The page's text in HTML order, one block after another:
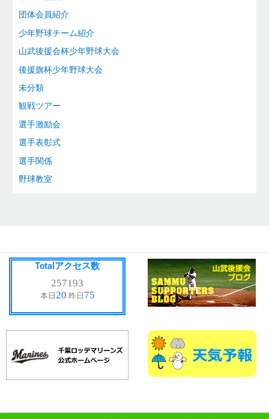
団体会員紹介
少年野球チーム紹介
山武後援会杯少年野球大会
後援旗杯少年野球大会
未分類
観戦ツアー
選手激励会
選手表彰式
選手関係
野球教室
Totalアクセス数